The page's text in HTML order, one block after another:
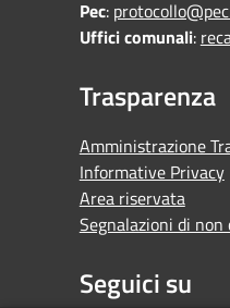
Pec:
Uffici comunali:
Trasparenza
Amministrazione
Informative Privacy
Area riservata
Segnalazioni di
Seguici su